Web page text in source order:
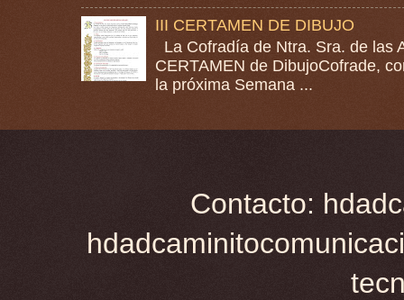
III CERTAMEN DE DIBUJO
La Cofradía de Ntra. Sra. de las
CERTAMEN de DibujoCofrade,
la próxima Semana ...
Contacto: